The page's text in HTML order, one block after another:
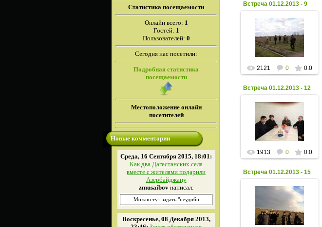
Cтатистика посещаемости
Онлайн всего: 1
Гостей: 1
Пользователей: 0
Сегодня нас посетили:
Подробная статистика
посещаемости
Местоположение онлайн
посетителей
Новые комментарии
Среда, 16 Сентября 2015, 18:01:
Как два Дагестанских села
вместе с жителями подарили
Азербайджану
zmusaibovнаписал:
Можно тут задать "неудобн
Воскресенье, 08 Декабря 2013,
Встреча 01.12.2013 - 9
06 Декабря 2013
Xpax
2121 0 0.0
Встреча 01.12.2013 - 12
06 Декабря 2013
Xpax
1913 0 0.0
Встреча 01.12.2013 - 15
06 Декабря 2013
Xpax